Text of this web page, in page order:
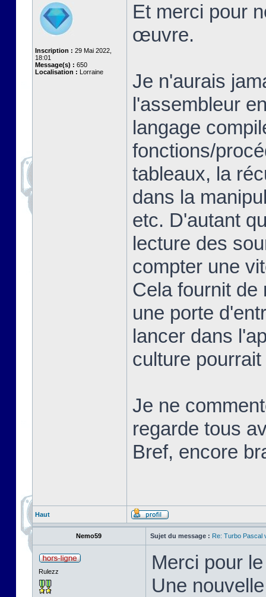
Inscription : 29 Mai 2022,
18:01
Message(s) : 650
Localisation : Lorraine
Et merci pour
œuvre.
Je n'aurais
l'assembleur
langage
fonctions/
tableaux, la
dans la
etc. D'autant
lecture des
compter une
Cela fournit de
une porte
lancer dans
culture
Je ne
regarde tous
Bref, encore
Haut
Nemo59 Sujet du message : Re: Turbo Pascal
Rulezz
Merci pour
Une